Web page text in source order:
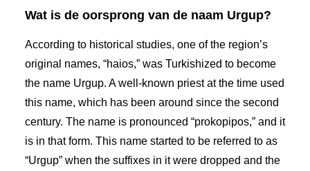
Wat is de oorsprong van de naam Urgup?
According to historical studies, one of the region’s
original names, “haios,” was Turkishized to become
the name Urgup. A well-known priest at the time used
this name, which has been around since the second
century. The name is pronounced “prokopipos,” and it
is in that form. This name started to be referred to as
“Urgup” when the suffixes in it were dropped and the